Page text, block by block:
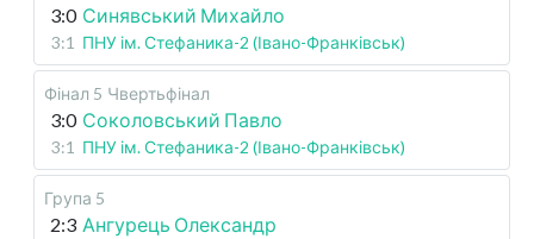
3:0 Синявський Михайло
3:1 ПНУ ім. Стефаника-2 (Івано-Франківськ)
Фінал 5 Чвертьфінал
3:0 Соколовський Павло
3:1 ПНУ ім. Стефаника-2 (Івано-Франківськ)
Група 5
2:3 Ангурець Олександр